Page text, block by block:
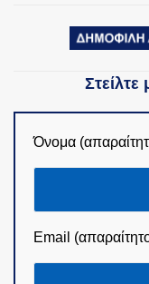
Όνομα
Email